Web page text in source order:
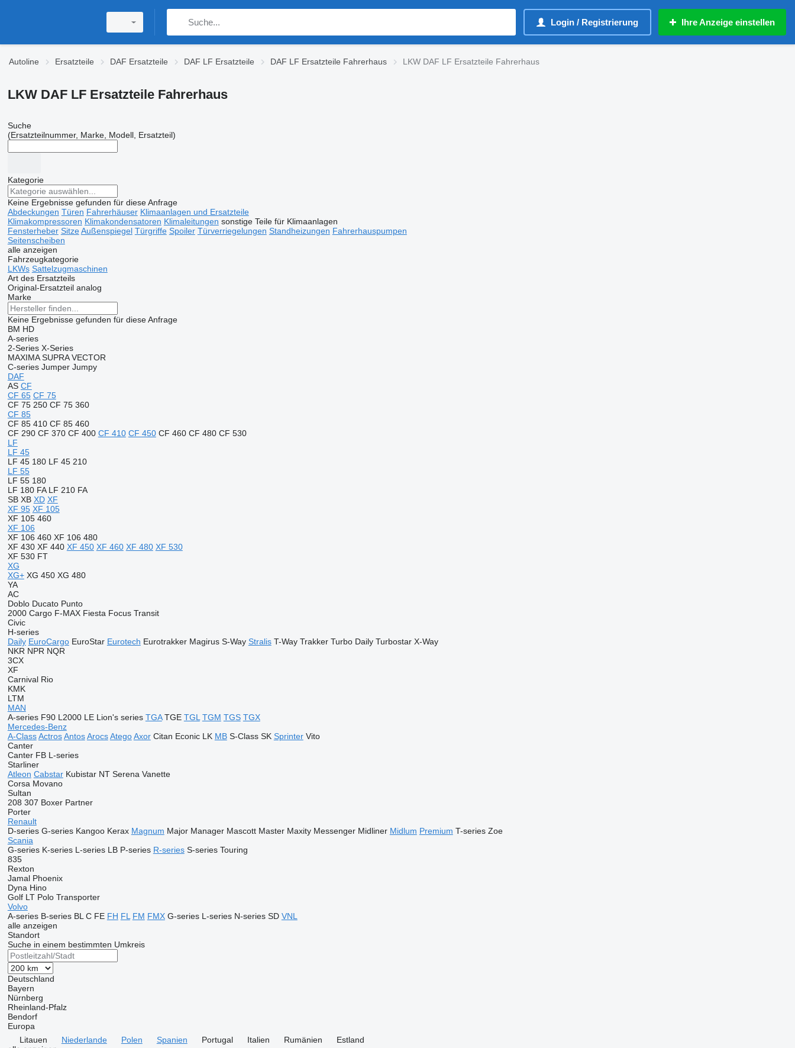
Login / Registrierung Ihre Anzeige einstellen
Autoline Ersatzteile DAF Ersatzteile DAF LF Ersatzteile DAF LF Ersatzteile Fahrerhaus LKW DAF LF Ersatzteile Fahrerhaus
LKW DAF LF Ersatzteile Fahrerhaus
Suche
(Ersatzteilnummer, Marke, Modell, Ersatzteil)
Kategorie
Keine Ergebnisse gefunden für diese Anfrage
Abdeckungen Türen Fahrerhäuser Klimaanlagen und Ersatzteile
Klimakompressoren Klimakondensatoren Klimaleitungen sonstige Teile für Klimaanlagen
Fensterheber Sitze Außenspiegel Türgriffe Spoiler Türverriegelungen Standheizungen Fahrerhauspumpen
Seitenscheiben
alle anzeigen
Fahrzeugkategorie
LKWs Sattelzugmaschinen
Art des Ersatzteils
Original-Ersatzteil analog
Marke
Keine Ergebnisse gefunden für diese Anfrage
BM HD
A-series
2-Series X-Series
MAXIMA SUPRA VECTOR
C-series Jumper Jumpy
DAF
AS CF
CF 65 CF 75
CF 75 250 CF 75 360
CF 85
CF 85 410 CF 85 460
CF 290 CF 370 CF 400 CF 410 CF 450 CF 460 CF 480 CF 530
LF
LF 45
LF 45 180 LF 45 210
LF 55
LF 55 180
LF 180 FA LF 210 FA
SB XB XD XF
XF 95 XF 105
XF 105 460
XF 106
XF 106 460 XF 106 480
XF 430 XF 440 XF 450 XF 460 XF 480 XF 530
XF 530 FT
XG
XG+ XG 450 XG 480
YA
AC
Doblo Ducato Punto
2000 Cargo F-MAX Fiesta Focus Transit
Civic
H-series
Daily EuroCargo EuroStar Eurotech Eurotrakker Magirus S-Way Stralis T-Way Trakker Turbo Daily Turbostar X-Way
NKR NPR NQR
3CX
XF
Carnival Rio
KMK
LTM
MAN
A-series F90 L2000 LE Lion's series TGA TGE TGL TGM TGS TGX
Mercedes-Benz
A-Class Actros Antos Arocs Atego Axor Citan Econic LK MB S-Class SK Sprinter Vito
Canter
Canter FB L-series
Starliner
Atleon Cabstar Kubistar NT Serena Vanette
Corsa Movano
Sultan
208 307 Boxer Partner
Porter
Renault
D-series G-series Kangoo Kerax Magnum Major Manager Mascott Master Maxity Messenger Midliner Midlum Premium T-series Zoe
Scania
G-series K-series L-series LB P-series R-series S-series Touring
835
Rexton
Jamal Phoenix
Dyna Hino
Golf LT Polo Transporter
Volvo
A-series B-series BL C FE FH FL FM FMX G-series L-series N-series SD VNL
alle anzeigen
Standort
Suche in einem bestimmten Umkreis
Deutschland
Bayern
Nürnberg
Rheinland-Pfalz
Bendorf
Europa
Litauen
Niederlande Polen Spanien Portugal Italien Rumänien
Estland